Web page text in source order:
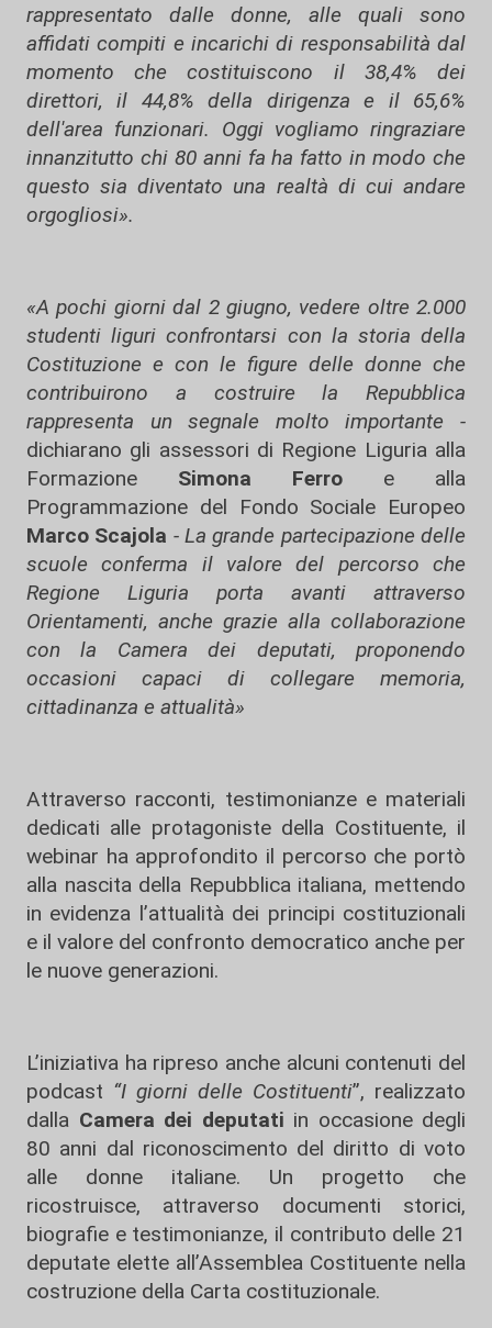
rappresentato dalle donne, alle quali sono
affidati compiti e incarichi di responsabilità dal
momento che costituiscono il 38,4% dei
direttori, il 44,8% della dirigenza e il 65,6%
dell'area funzionari. Oggi vogliamo ringraziare
innanzitutto chi 80 anni fa ha fatto in modo che
questo sia diventato una realtà di cui andare
orgogliosi».
«A pochi giorni dal 2 giugno, vedere oltre 2.000
studenti liguri confrontarsi con la storia della
Costituzione e con le figure delle donne che
contribuirono a costruire la Repubblica
rappresenta un segnale molto importante -
dichiarano gli assessori di Regione Liguria alla
Formazione Simona Ferro e alla
Programmazione del Fondo Sociale Europeo
Marco Scajola - La grande partecipazione delle
scuole conferma il valore del percorso che
Regione Liguria porta avanti attraverso
Orientamenti, anche grazie alla collaborazione
con la Camera dei deputati, proponendo
occasioni capaci di collegare memoria,
cittadinanza e attualità»
Attraverso racconti, testimonianze e materiali
dedicati alle protagoniste della Costituente, il
webinar ha approfondito il percorso che portò
alla nascita della Repubblica italiana, mettendo
in evidenza l’attualità dei principi costituzionali
e il valore del confronto democratico anche per
le nuove generazioni.
L’iniziativa ha ripreso anche alcuni contenuti del
podcast “I giorni delle Costituenti”, realizzato
dalla Camera dei deputati in occasione degli
80 anni dal riconoscimento del diritto di voto
alle donne italiane. Un progetto che
ricostruisce, attraverso documenti storici,
biografie e testimonianze, il contributo delle 21
deputate elette all’Assemblea Costituente nella
costruzione della Carta costituzionale.